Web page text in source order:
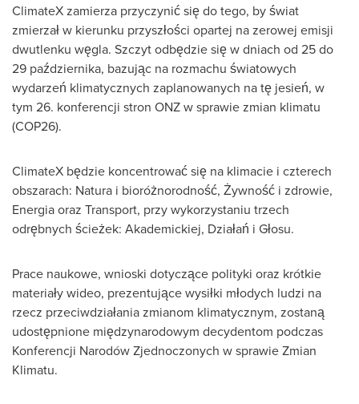
ClimateX zamierza przyczynić się do tego, by świat
zmierzał w kierunku przyszłości opartej na zerowej emisji
dwutlenku węgla. Szczyt odbędzie się w dniach od 25 do
29 października, bazując na rozmachu światowych
wydarzeń klimatycznych zaplanowanych na tę jesień, w
tym 26. konferencji stron ONZ w sprawie zmian klimatu
(COP26).
ClimateX będzie koncentrować się na klimacie i czterech
obszarach: Natura i bioróżnorodność, Żywność i zdrowie,
Energia oraz Transport, przy wykorzystaniu trzech
odrębnych ścieżek: Akademickiej, Działań i Głosu.
Prace naukowe, wnioski dotyczące polityki oraz krótkie
materiały wideo, prezentujące wysiłki młodych ludzi na
rzecz przeciwdziałania zmianom klimatycznym, zostaną
udostępnione międzynarodowym decydentom podczas
Konferencji Narodów Zjednoczonych w sprawie Zmian
Klimatu.